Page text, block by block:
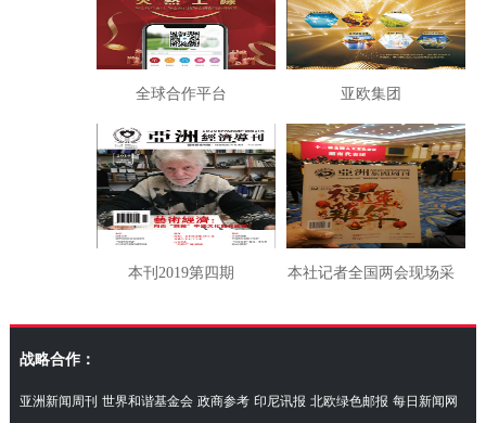
全球合作平台 亚欧集团
本刊2019第四期 本社记者全国两会现场采
访湖南代表团
战略合作：
亚洲新闻周刊 世界和谐基金会 政商参考 印尼讯报 北欧绿色邮报 每日新闻网